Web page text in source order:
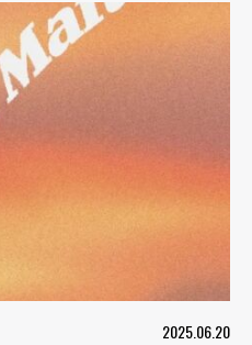
2025.06.20